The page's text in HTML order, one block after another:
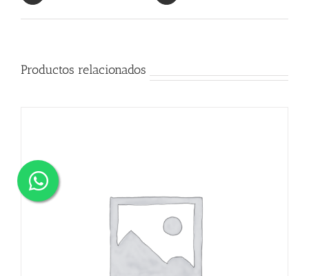
Productos relacionados